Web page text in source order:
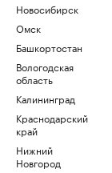
Новосибирск
Омск
Башкортостан
Вологодская
область
Калининград
Краснодарский
край
Нижний
Новгород